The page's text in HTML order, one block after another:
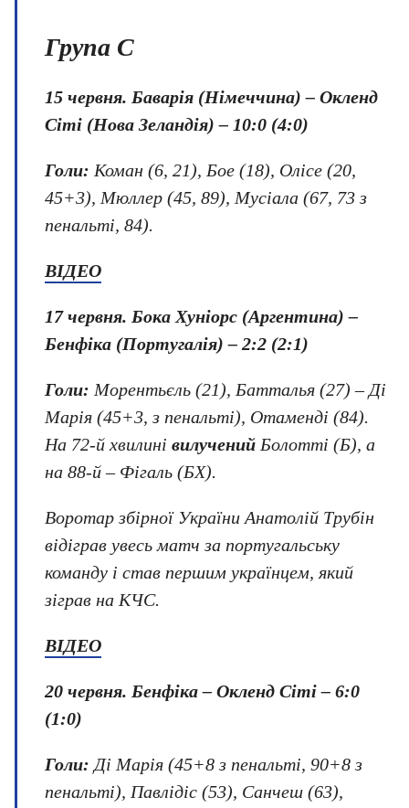
Група C
15 червня. Баварія (Німеччина) – Окленд
Сіті (Нова Зеландія) – 10:0 (4:0)
Голи: Коман (6, 21), Бое (18), Олісе (20,
45+3), Мюллер (45, 89), Мусіала (67, 73 з
пенальті, 84).
ВІДЕО
17 червня. Бока Хуніорс (Аргентина) –
Бенфіка (Португалія) – 2:2 (2:1)
Голи: Морентьєль (21), Батталья (27) – Ді
Марія (45+3, з пенальті), Отаменді (84).
На 72-й хвилині вилучений Болотті (Б), а
на 88-й – Фігаль (БХ).
Воротар збірної України Анатолій Трубін
відіграв увесь матч за португальську
команду і став першим українцем, який
зіграв на КЧС.
ВІДЕО
20 червня. Бенфіка – Окленд Сіті– 6:0
(1:0)
Голи: Ді Марія (45+8 з пенальті, 90+8 з
пенальті), Павлідіс (53), Санчеш (63),